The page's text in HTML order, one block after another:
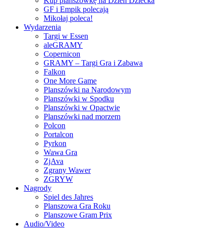
GF i Empik polecają
Mikołaj poleca!
Wydarzenia
Targi w Essen
aleGRAMY
Copernicon
GRAMY – Targi Gra i Zabawa
Falkon
One More Game
Planszówki na Narodowym
Planszówki w Spodku
Planszówki w Opactwie
Planszówki nad morzem
Polcon
Portalcon
Pyrkon
Wawa Gra
ZjAva
Zgrany Wawer
ZGRYW
Nagrody
Spiel des Jahres
Planszowa Gra Roku
Planszowe Gram Prix
Audio/Video